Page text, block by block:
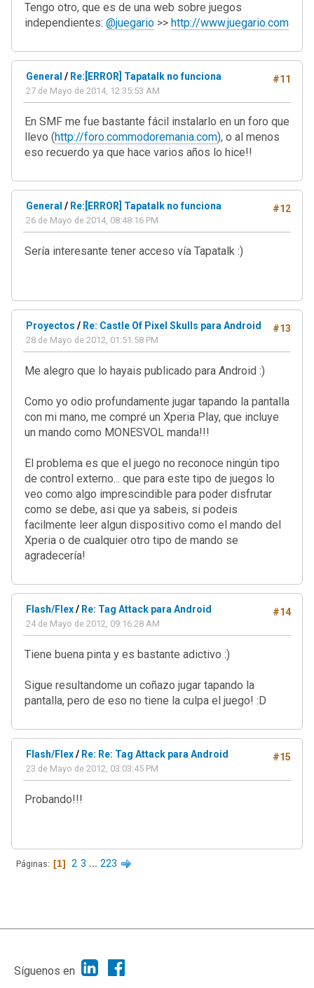
Tengo otro, que es de una web sobre juegos
independientes: @juegario >> http://www.juegario.com
#11
General / Re:[ERROR] Tapatalk no funciona
27 de Mayo de 2014, 12:35:53 AM
En SMF me fue bastante fácil instalarlo en un foro que
llevo (http://foro.commodoremania.com), o al menos
eso recuerdo ya que hace varios años lo hice!!
#12
General / Re:[ERROR] Tapatalk no funciona
26 de Mayo de 2014, 08:48:16 PM
Sería interesante tener acceso vía Tapatalk :)
#13
Proyectos / Re: Castle Of Pixel Skulls para Android
28 de Mayo de 2012, 01:51:58 PM
Me alegro que lo hayais publicado para Android :)
Como yo odio profundamente jugar tapando la pantalla
con mi mano, me compré un Xperia Play, que incluye
un mando como MONESVOL manda!!!
El problema es que el juego no reconoce ningún tipo
de control externo... que para este tipo de juegos lo
veo como algo imprescindible para poder disfrutar
como se debe, asi que ya sabeis, si podeis
facilmente leer algun dispositivo como el mando del
Xperia o de cualquier otro tipo de mando se
agradecería!
#14
Flash/Flex/ Re: Tag Attack para Android
24 de Mayo de 2012, 09:16:28 AM
Tiene buena pinta y es bastante adictivo :)
Sigue resultandome un coñazo jugar tapando la
pantalla, pero de eso no tiene la culpa el juego! :D
#15
Flash/Flex/ Re: Re: Tag Attack para Android
23 de Mayo de 2012, 03:03:45 PM
Probando!!!
Páginas 1 2 3 ... 223
|
Síguenos en